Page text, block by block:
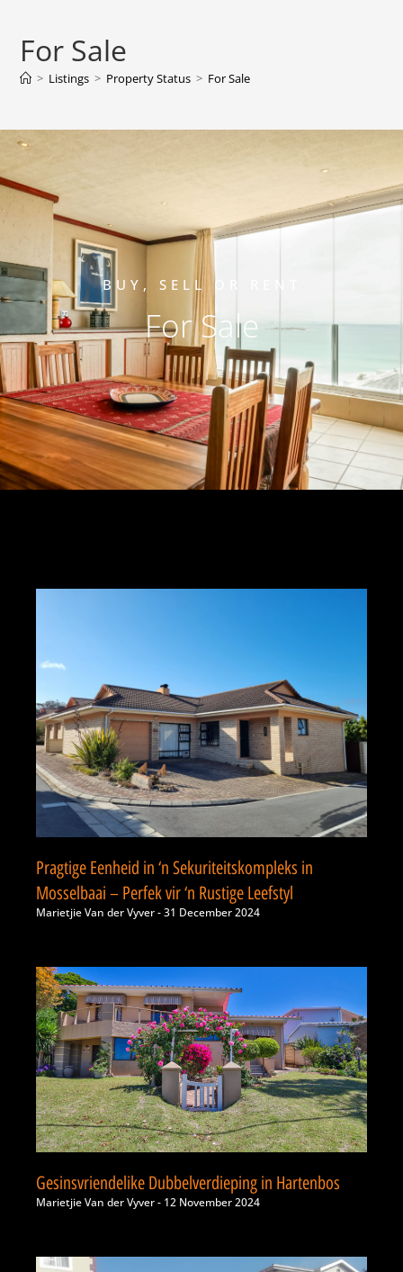
For Sale
> Listings > Property Status > For Sale
BUY, SELL OR RENT
For Sale
Pragtige Eenheid in ‘n Sekuriteitskompleks in
Mosselbaai – Perfek vir ‘n Rustige Leefstyl
Marietjie Van der Vyver 31 December 2024
Gesinsvriendelike Dubbelverdieping in Hartenbos
Marietjie Van der Vyver 12 November 2024